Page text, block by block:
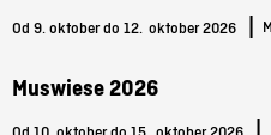
Od 9. oktober do 12. oktober 2026
Muswiese 2026